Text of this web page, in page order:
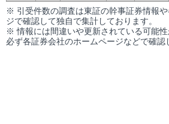
※ 引受件数の調査は東証の幹事証券情報
ジで確認して独自で集計しております。
※ 情報には間違いや更新されている可能
必ず各証券会社のホームページなどで確認